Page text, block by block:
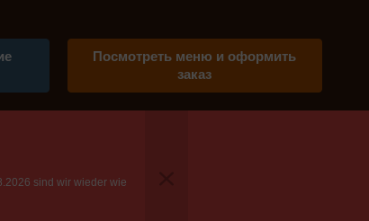
Посмотреть меню и оформить
заказ
sind wir wieder wie